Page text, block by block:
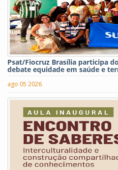
Psat/Fiocruz Brasília participa
debate equidade em saúde e
ago 05 2026